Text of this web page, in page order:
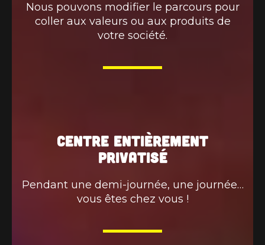
Nous pouvons modifier le parcours pour
coller aux valeurs ou aux produits de
votre société.
Centre entièrement
privatisé
Pendant une demi-journée, une journée…
vous êtes chez vous !